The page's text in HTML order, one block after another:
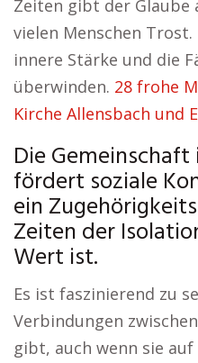
Zeiten gibt der Glaube
vielen Menschen
innere Stärke und die
überwinden. 28 frohe
Kirche Allensbach und
Die
fördert soziale
ein
Zeiten der
Wert ist.
Es ist faszinierend zu
Verbindungen
gibt, auch wenn sie